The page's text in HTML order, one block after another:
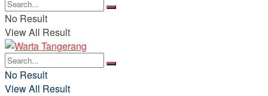
No Result
View All Result
No Result
View All Result